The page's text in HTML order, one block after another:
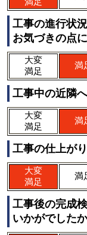
工事の進行状
お気づきの点
大変
満足
満
工事中の近隣
大変
満足
満
工事の仕上が
大変
満足
満
工事後の完成
いかがでした